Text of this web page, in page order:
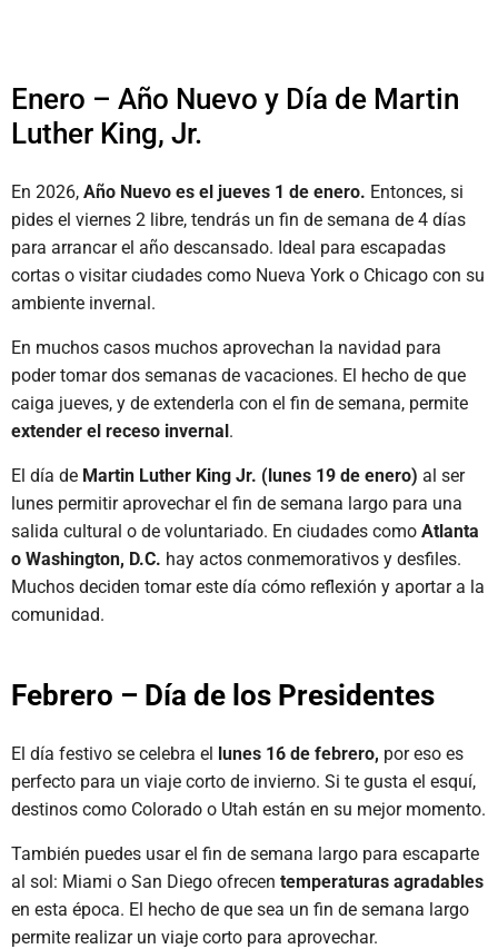
Enero – Año Nuevo y Día de Martin
Luther King, Jr.
En 2026, Año Nuevo es el jueves 1 de enero. Entonces, si
pides el viernes 2 libre, tendrás un fin de semana de 4 días
para arrancar el año descansado. Ideal para escapadas
cortas o visitar ciudades como Nueva York o Chicago con su
ambiente invernal.
En muchos casos muchos aprovechan la navidad para
poder tomar dos semanas de vacaciones. El hecho de que
caiga jueves, y de extenderla con el fin de semana, permite
extender el receso invernal.
El día de Martin Luther King Jr. (lunes 19 de enero) al ser
lunes permitir aprovechar el fin de semana largo para una
salida cultural o de voluntariado. En ciudades como Atlanta
o Washington, D.C. hay actos conmemorativos y desfiles.
Muchos deciden tomar este día cómo reflexión y aportar a la
comunidad.
Febrero – Día de los Presidentes
El día festivo se celebra el lunes 16 de febrero, por eso es
perfecto para un viaje corto de invierno. Si te gusta el esquí,
destinos como Colorado o Utah están en su mejor momento.
También puedes usar el fin de semana largo para escaparte
al sol: Miami o San Diego ofrecen temperaturas agradables
en esta época. El hecho de que sea un fin de semana largo
permite realizar un viaje corto para aprovechar.